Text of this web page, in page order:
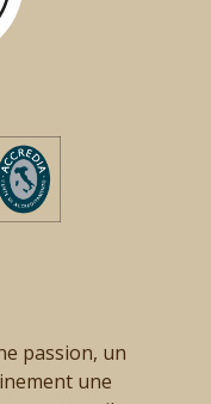
passion, un
une